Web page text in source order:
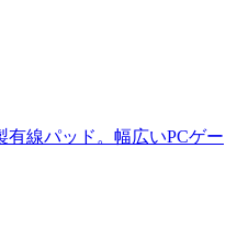
有線パッド。幅広いPCゲー